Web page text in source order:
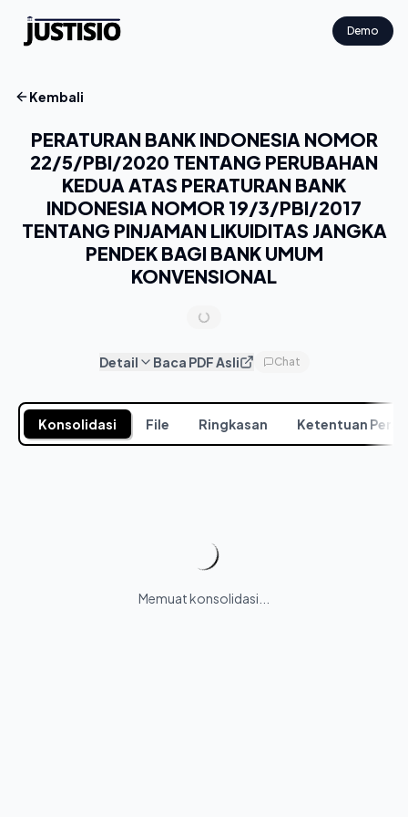
Demo
Kembali
PERATURAN BANK INDONESIA NOMOR
22/5/PBI/2020 TENTANG PERUBAHAN
KEDUA ATAS PERATURAN BANK
INDONESIA NOMOR 19/3/PBI/2017
TENTANG PINJAMAN LIKUIDITAS JANGKA
PENDEK BAGI BANK UMUM
KONVENSIONAL
Detail Baca PDF Asli Chat
Konsolidasi File Ringkasan Ketentuan
Memuat konsolidasi...